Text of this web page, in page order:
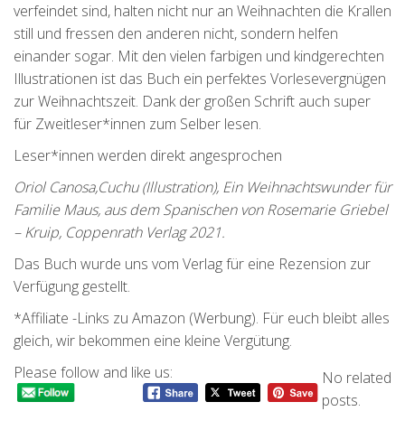
verfeindet sind, halten nicht nur an Weihnachten die Krallen
still und fressen den anderen nicht, sondern helfen
einander sogar. Mit den vielen farbigen und kindgerechten
Illustrationen ist das Buch ein perfektes Vorlesevergnügen
zur Weihnachtszeit. Dank der großen Schrift auch super
für Zweitleser*innen zum Selber lesen.
Leser*innen werden direkt angesprochen
Oriol Canosa,Cuchu (Illustration), Ein Weihnachtswunder für
Familie Maus, aus dem Spanischen von Rosemarie Griebel
– Kruip, Coppenrath Verlag 2021.
Das Buch wurde uns vom Verlag für eine Rezension zur
Verfügung gestellt.
*Affiliate -Links zu Amazon (Werbung). Für euch bleibt alles
gleich, wir bekommen eine kleine Vergütung.
Please follow and like us:
No related
posts.